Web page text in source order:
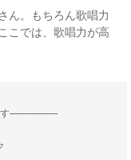
ん。もちろん歌唱力
こでは、歌唱力が高